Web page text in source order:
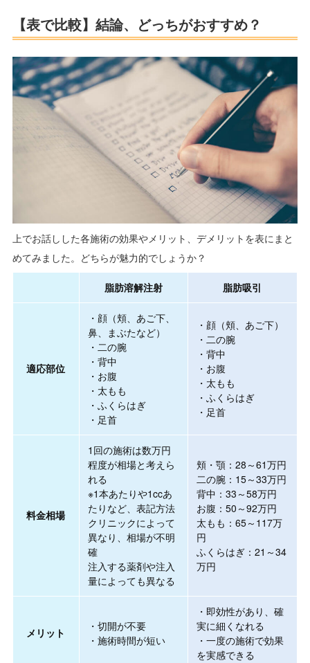
【表で比較】結論、どっちがおすすめ？
上でお話しした各施術の効果やメリット、デメリットを表にまと
めてみました。どちらが魅力的でしょうか？
脂肪溶解注射 脂肪吸引
適応部位
・顔（頬、あご下、
鼻、まぶたなど）
・二の腕
・背中
・お腹
・太もも
・ふくらはぎ
・足首
・顔（頬、あご下）
・二の腕
・背中
・お腹
・太もも
・ふくらはぎ
・足首
料金相場
1回の施術は数万円
程度が相場と考えら
れる
※1本あたりや1ccあ
たりなど、表記方法
クリニックによって
異なり、相場が不明
確
注入する薬剤や注入
量によっても異なる
頬・顎：28～61万円
二の腕：15～33万円
背中：33～58万円
お腹：50～92万円
太もも：65～117万
円
ふくらはぎ：21～34
万円
メリット
・切開が不要
・施術時間が短い
・即効性があり、確
実に細くなれる
・一度の施術で効果
を実感できる